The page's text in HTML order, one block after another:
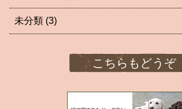
未分類 (3)
こちらもどうぞ